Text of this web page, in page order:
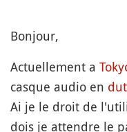
Bonjour,
Actuellement a
casque audio en
Ai je le droit de
dois je attendre le